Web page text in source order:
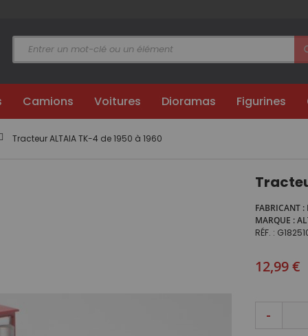
Camions Voitures Dioramas Figurines
Tracteur ALTAIA TK-4 de 1950 à 1960
FABRICANT
MARQUE
RÉF.
Prix
spécial
12,99 €
-